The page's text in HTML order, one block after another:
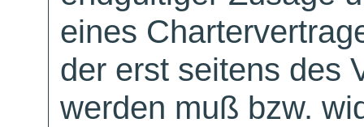
eines
der erst seitens des
werden muß bzw.